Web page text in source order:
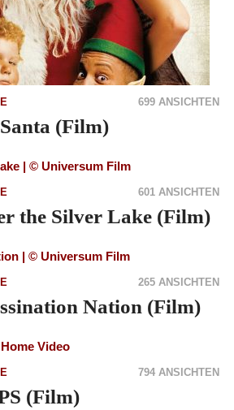
699 ANSICHTEN
(Film)
601 ANSICHTEN
the Silver Lake (Film)
265 ANSICHTEN
Nation (Film)
794 ANSICHTEN
(Film)